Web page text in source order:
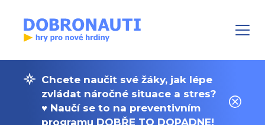
Chcete naučit své žáky, jak lépe
zvládat náročné situace a stres?
♥ Naučí se to na preventivním
programu DOBŘE TO DOPADNE!